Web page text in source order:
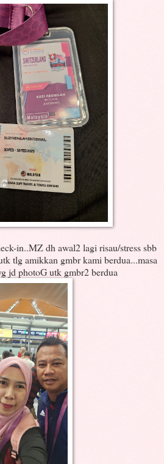
in..MZ dh awal2 lagi risau/stress sbb
tlg amikkan gmbr kami berdua...masa
jd photoG utk gmbr2 berdua